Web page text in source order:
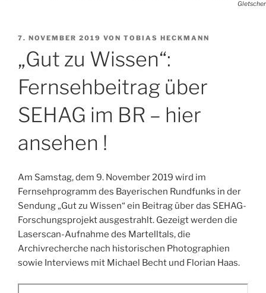
Gletscher
VERÖFFENTLICHT
7. NOVEMBER 2019 VON TOBIAS HECKMANN
„Gut zu Wissen“:
Fernsehbeitrag über
SEHAG im BR – hier
ansehen !
Am Samstag, dem 9. November 2019 wird im
Fernsehprogramm des Bayerischen Rundfunks in der
Sendung „Gut zu Wissen“ ein Beitrag über das SEHAG-
Forschungsprojekt ausgestrahlt. Gezeigt werden die
Laserscan-Aufnahme des Martelltals, die
Archivrecherche nach historischen Photographien
sowie Interviews mit Michael Becht und Florian Haas.